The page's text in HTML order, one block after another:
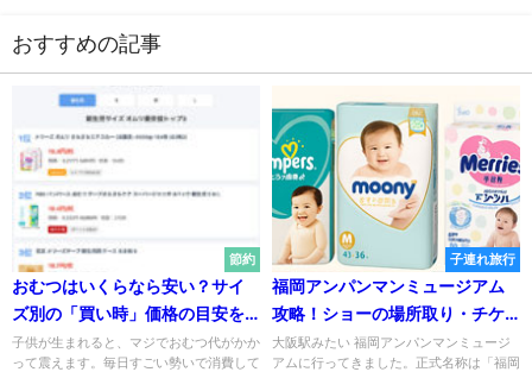
おすすめの記事
節約
おむつはいくらなら安い？サイ
ズ別の「買い時」価格の目安を
探ってみる
子供が生まれると、マジでおむつ代がかか
って震えます。毎日すごい勢いで消費して
子連れ旅行
福岡アンパンマンミュージアム
攻略！ショーの場所取り・チケ
ット・遊び方を実体験で紹介
大阪駅みたい 福岡アンパンマンミュージ
アムに行ってきました。正式名称は「福岡